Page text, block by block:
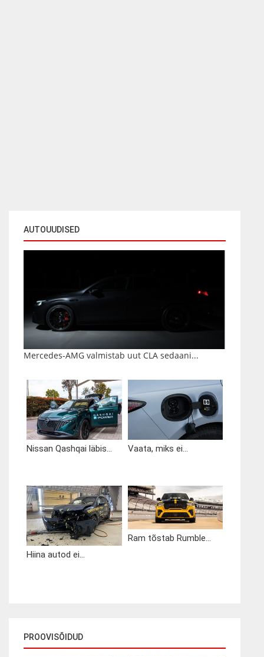
AUTOUUDISED
Mercedes-AMG valmistab uut CLA sedaani...
Nissan Qashqai läbis... Vaata, miks ei...
Hiina autod ei...
Ram tõstab Rumble...
PROOVISÕIDUD